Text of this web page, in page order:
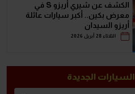
الكشف عن شيري أريزو S في
معرض بكين.. أكبر سيارات عائلة
أريزو السيدان
الثلاثاء 28 أبريل 2026
الجديدة